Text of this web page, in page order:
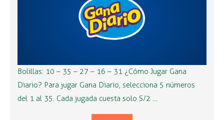
Bolillas: 10 – 35 – 27 – 16 – 31 ¿Cómo Jugar Gana
Diario? Para jugar Gana Diario, selecciona 5 números
del 1 al 35. Cada jugada cuesta solo S/2 …